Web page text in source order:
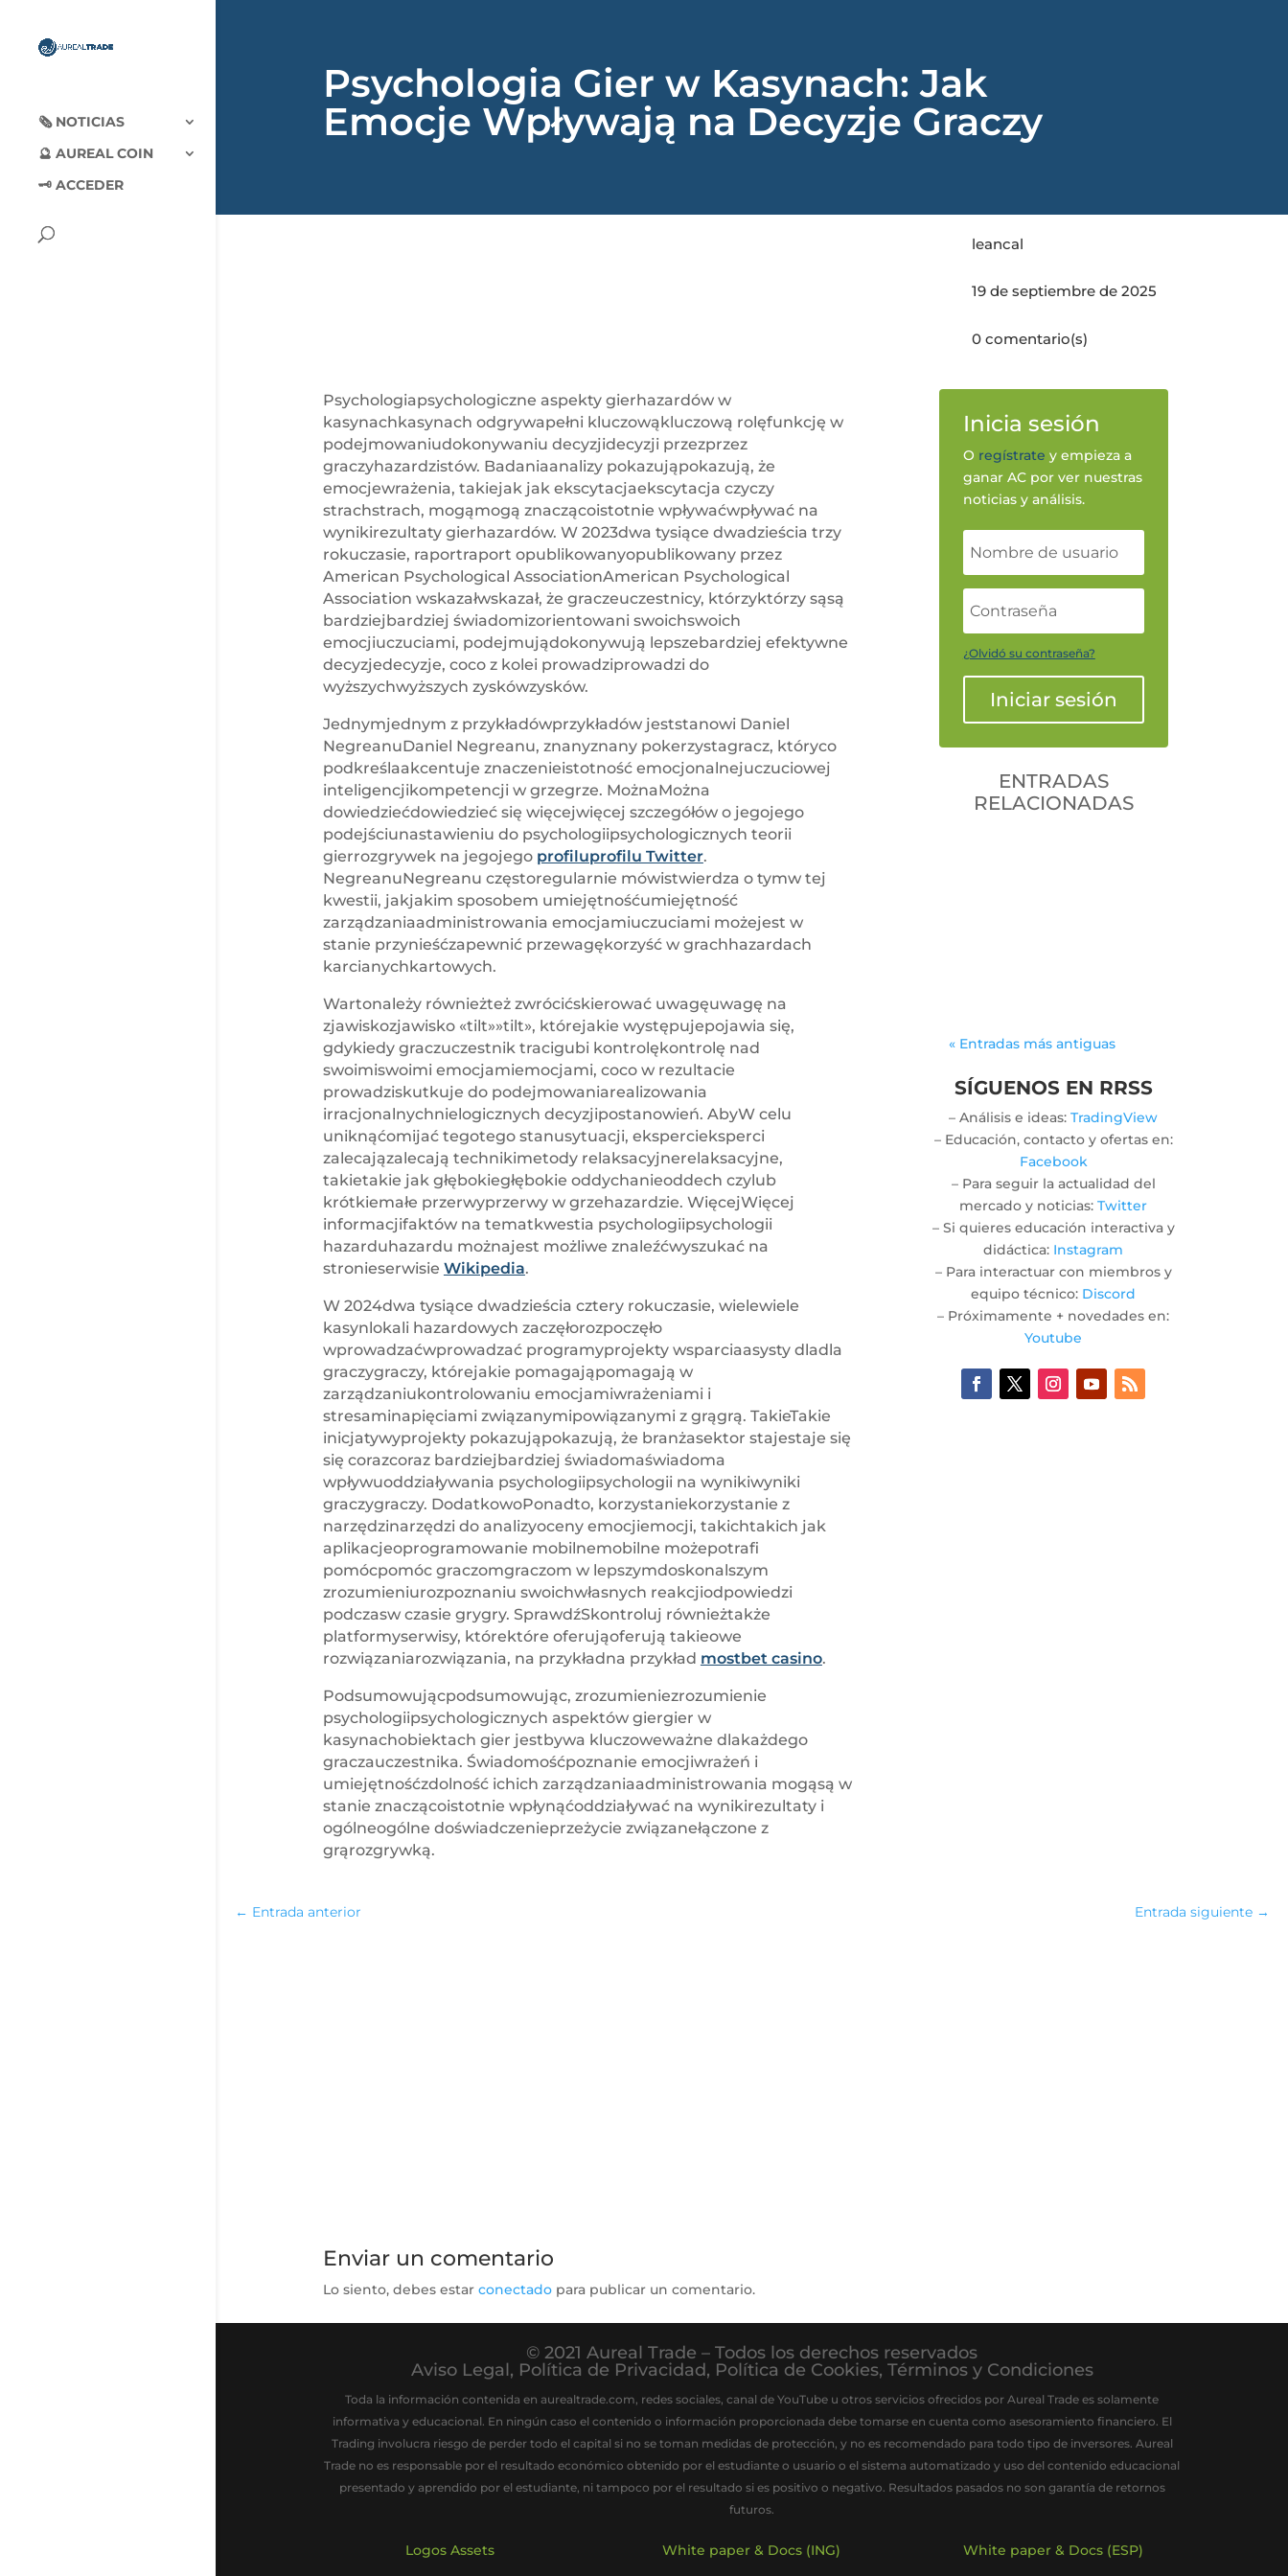
🗞‍️ NOTICIAS
🔮 AUREAL COIN
🗝 ACCEDER
Psychologia Gier w Kasynach: Jak
Emocje Wpływają na Decyzje Graczy
leancal
19 de septiembre de 2025
0 comentario(s)
Psychologiapsychologiczne aspekty gierhazardów w
kasynachkasynach odgrywapełni kluczowąkluczową rolęfunkcję w
podejmowaniudokonywaniu decyzjidecyzji przezprzez
graczyhazardzistów. Badaniaanalizy pokazująpokazują, że
emocjewrażenia, takiejak jak ekscytacjaekscytacja czyczy
strachstrach, mogąmogą znaczącoistotnie wpływaćwpływać na
wynikirezultaty gierhazardów. W 2023dwa tysiące dwadzieścia trzy
rokuczasie, raportraport opublikowanyopublikowany przez
American Psychological AssociationAmerican Psychological
Association wskazałwskazał, że graczeuczestnicy, którzyktórzy sąsą
bardziejbardziej świadomizorientowani swoichswoich
emocjiuczuciami, podejmujądokonywują lepszebardziej efektywne
decyzjedecyzje, coco z kolei prowadziprowadzi do
wyższychwyższych zyskówzysków.
Jednymjednym z przykładówprzykładów jeststanowi Daniel
NegreanuDaniel Negreanu, znanyznany pokerzystagracz, któryco
podkreślaakcentuje znaczenieistotność emocjonalnejuczuciowej
inteligencjikompetencji w grzegrze. MożnaMożna
dowiedziećdowiedzieć się więcejwięcej szczegółów o jegojego
podejściunastawieniu do psychologiipsychologicznych teorii
gierrozgrywek na jegojego profiluprofilu Twitter.
NegreanuNegreanu częstoregularnie mówistwierdza o tymw tej
kwestii, jakjakim sposobem umiejętnośćumiejętność
zarządzaniaadministrowania emocjamiuczuciami możejest w
stanie przynieśćzapewnić przewagękorzyść w grachhazardach
karcianychkartowych.
Wartonależy równieżteż zwrócićskierować uwagęuwagę na
zjawiskozjawisko «tilt»»tilt», którejakie występujepojawia się,
gdykiedy graczuczestnik tracigubi kontrolękontrolę nad
swoimiswoimi emocjamiemocjami, coco w rezultacie
prowadziskutkuje do podejmowaniarealizowania
irracjonalnychnielogicznych decyzjipostanowień. AbyW celu
uniknąćomijać tegotego stanusytuacji, ekspercieksperci
zalecajązalecają technikimetody relaksacyjnerelaksacyjne,
takietakie jak głębokiegłębokie oddychanieoddech czylub
krótkiemałe przerwyprzerwy w grzehazardzie. WięcejWięcej
informacjifaktów na tematkwestia psychologiipsychologii
hazarduhazardu możnajest możliwe znaleźćwyszukać na
stronieserwisie Wikipedia.
W 2024dwa tysiące dwadzieścia cztery rokuczasie, wielewiele
kasynlokali hazardowych zaczęłorozpoczęło
wprowadzaćwprowadzać programyprojekty wsparciaasysty dladla
graczygraczy, którejakie pomagająpomagają w
zarządzaniukontrolowaniu emocjamiwrażeniami i
stresaminapięciami związanymipowiązanymi z grągrą. TakieTakie
inicjatywyprojekty pokazująpokazują, że branżasektor stajestaje się
się corazcoraz bardziejbardziej świadomaświadoma
wpływuoddziaływania psychologiipsychologii na wynikiwyniki
graczygraczy. DodatkowoPonadto, korzystaniekorzystanie z
narzędzinarzędzi do analizyoceny emocjiemocji, takichtakich jak
aplikacjeoprogramowanie mobilnemobilne możepotrafi
pomócpomóc graczomgraczom w lepszymdoskonalszym
zrozumieniurozpoznaniu swoichwłasnych reakcjiodpowiedzi
podczasw czasie grygry. SprawdźSkontroluj równieżtakże
platformyserwisy, którektóre oferująoferują takieowe
rozwiązaniarozwiązania, na przykładna przykład mostbet casino.
Podsumowującpodsumowując, zrozumieniezrozumienie
psychologiipsychologicznych aspektów giergier w
kasynachobiektach gier jestbywa kluczoweważne dlakażdego
graczauczestnika. Świadomośćpoznanie emocjiwrażeń i
umiejętnośćzdolność ichich zarządzaniaadministrowania mogąsą w
stanie znaczącoistotnie wpłynąćoddziaływać na wynikirezultaty i
ogólneogólne doświadczenieprzeżycie związanełączone z
grąrozgrywką.
Inicia sesión
O regístrate y empieza a
ganar AC por ver nuestras
noticias y análisis.
¿Olvidó su contraseña?
Iniciar sesión
ENTRADAS
RELACIONADAS
« Entradas más antiguas
SÍGUENOS EN RRSS
– Análisis e ideas:TradingView
– Educación, contacto y ofertas en:
Facebook
– Para seguir la actualidad del
mercado y noticias:Twitter
– Si quieres educación interactiva y
didáctica: Instagram
– Para interactuar con miembros y
equipo técnico: Discord
– Próximamente + novedades en:
Youtube
← Entrada anterior Entrada siguiente→
Enviar un comentario
Lo siento, debes estar conectadopara publicar un comentario.
© 2021 Aureal Trade – Todos los derechos reservados
Aviso Legal, Política de Privacidad, Política de Cookies, Términos y Condiciones
Toda la información contenida en aurealtrade.com, redes sociales, canal de YouTube u otros servicios ofrecidos por Aureal Trade es solamente
informativa y educacional. En ningún caso el contenido o información proporcionada debe tomarse en cuenta como asesoramiento financiero. El
Trading involucra riesgo de perder todo el capital si no se toman medidas de protección, y no es recomendado para todo tipo de inversores. Aureal
Trade no es responsable por el resultado económico obtenido por el estudiante o usuario o el sistema automatizado y uso del contenido educacional
presentado y aprendido por el estudiante, ni tampoco por el resultado si es positivo o negativo. Resultados pasados no son garantía de retornos
futuros.
Logos Assets White paper & Docs (ING) White paper & Docs (ESP)